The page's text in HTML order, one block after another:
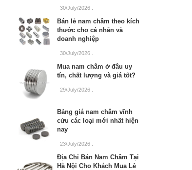
30/July/2026
Bán lẻ nam châm theo kích
thước cho cá nhân và
doanh nghiệp
30/July/2026
Mua nam châm ở đâu uy
tín, chất lượng và giá tốt?
29/July/2026
Bảng giá nam châm vĩnh
cửu các loại mới nhất hiện
nay
23/July/2026
Địa Chỉ Bán Nam Châm Tại
Hà Nội Cho Khách Mua Lẻ